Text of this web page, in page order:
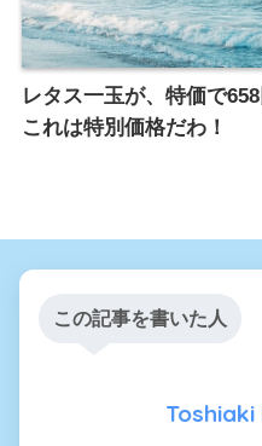
レタス一玉が、特価で658
これは特別価格だわ！
この記事を書いた人
Toshiaki